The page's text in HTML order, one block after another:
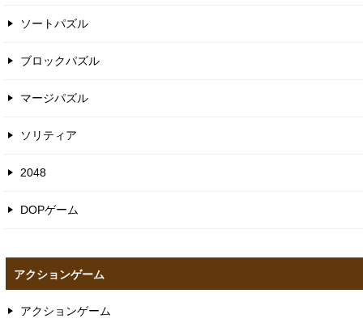
ソートパズル
ブロックパズル
マージパズル
ソリティア
2048
DOPゲーム
アクションゲーム
アクションゲーム